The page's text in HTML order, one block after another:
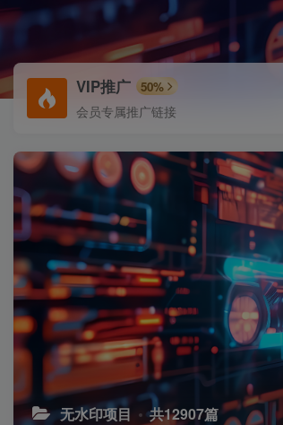
VIP推广 50%
会员专属推广链接
无水印项目 共12907篇